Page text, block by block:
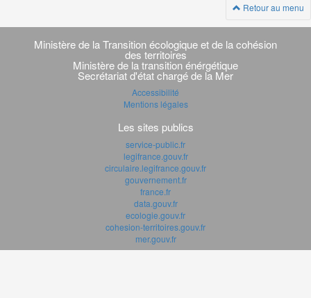
Retour au menu
Navigation
transverse
Ministère de la Transition écologique et de la cohésion
des territoires
Ministère de la transition énérgétique
Secrétariat d'état chargé de la Mer
Accessibilité
Mentions légales
Les sites publics
service-public.fr
legifrance.gouv.fr
circulaire.legifrance.gouv.fr
gouvernement.fr
france.fr
data.gouv.fr
ecologie.gouv.fr
cohesion-territoires.gouv.fr
mer.gouv.fr